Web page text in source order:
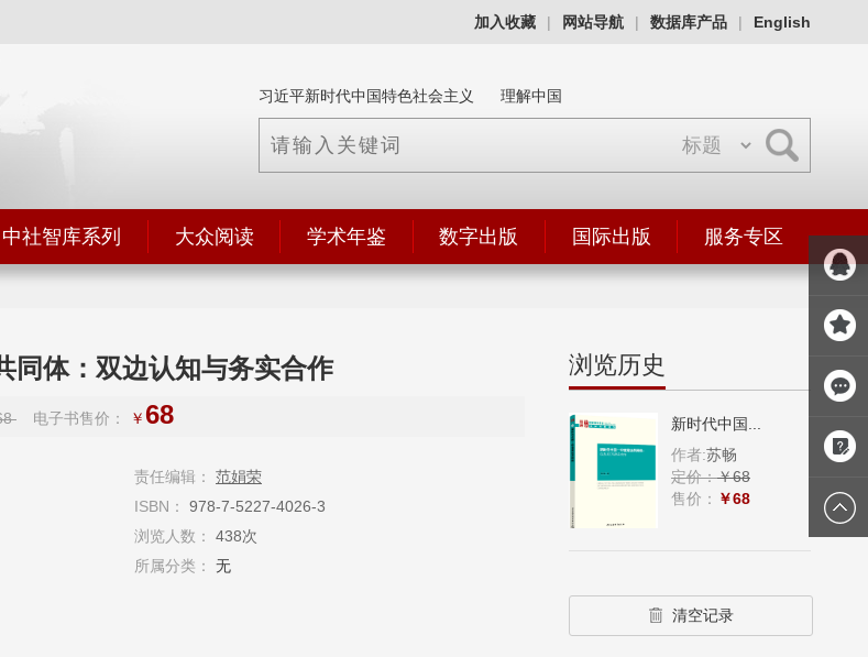
加入收藏 | 网站导航 | 数据库产品 | English
习近平新时代中国特色社会主义 理解中国
中社智库系列 大众阅读 学术年鉴 数字出版 国际出版 服务专区
同体：双边认知与务实合作
电子书售价： ￥68
责任编辑：
范娟荣
ISBN：
978-7-5227-4026-3
浏览人数：
438次
所属分类： 无
浏览历史
新时代中国...
作者:苏畅
定价：￥68
售价： ￥68
清空记录